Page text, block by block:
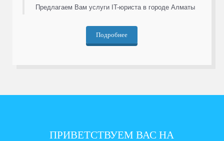
Предлагаем Вам услуги IT-юриста в городе Алматы
Подробнее
ПРИВЕТСТВУЕМ ВАС НА